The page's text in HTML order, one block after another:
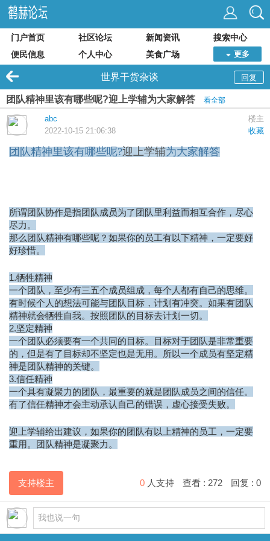
门户首页 社区论坛 新闻资讯
搜索中心
便民信息
个人中心 美食广场 更多
回复
世界干货杂谈
团队精神里该有哪些呢?迎上学辅为大家解答 看全部
楼主
abc
收藏
2022-10-15 21:06:38
团队精神里该有哪些呢?迎上学辅为大家解答
所谓团队协作是指团队成员为了团队里利益而相互合作，尽心
尽力。
那么团队精神有哪些呢？如果你的员工有以下精神，一定要好
好珍惜。
1.牺牲精神
一个团队，至少有三五个成员组成，每个人都有自己的思维。
有时候个人的想法可能与团队目标，计划有冲突。如果有团队
精神就会牺牲自我。按照团队的目标去计划一切。
2.坚定精神
一个团队必须要有一个共同的目标。目标对于团队是非常重要
的，但是有了目标却不坚定也是无用。所以一个成员有坚定精
神是团队精神的关键。
3.信任精神
一个具有凝聚力的团队，最重要的就是团队成员之间的信任。
有了信任精神才会主动承认自己的错误，虚心接受失败。
迎上学辅给出建议，如果你的团队有以上精神的员工，一定要
重用。团队精神是凝聚力。
支持楼主 0 人支持 查看 : 272 回复 : 0